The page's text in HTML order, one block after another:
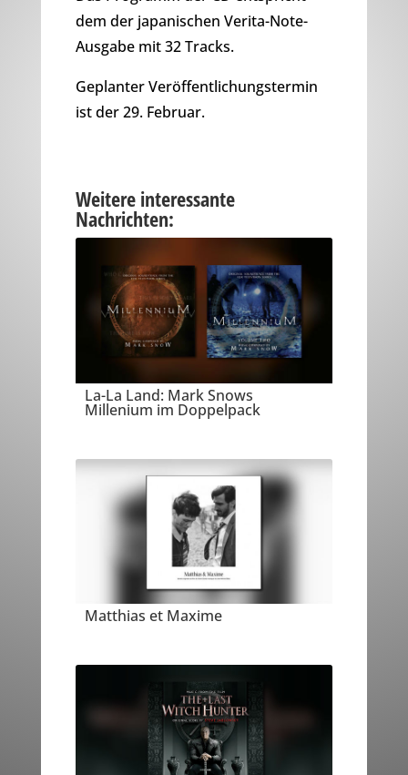
dem der japanischen Verita-Note-
Ausgabe mit 32 Tracks.
Geplanter Veröffentlichungstermin
ist der 29. Februar.
Weitere interessante
Nachrichten:
La-La Land: Mark Snows
Millenium im Doppelpack
Matthias et Maxime